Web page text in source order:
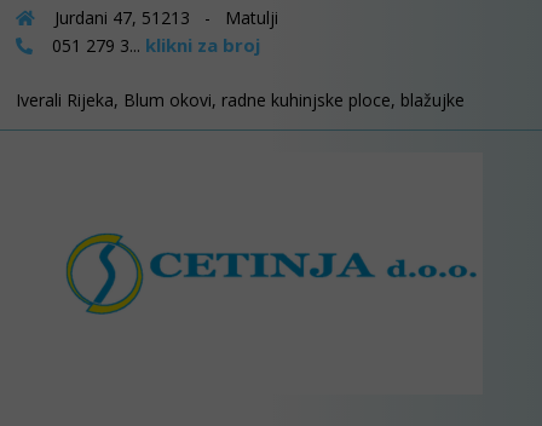
Jurdani 47, 51213 - Matulji
051 279 3... klikni za broj
Iverali Rijeka, Blum okovi, radne kuhinjske ploce, blažujke